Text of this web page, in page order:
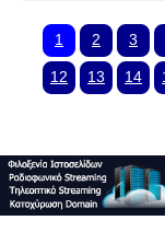
1 2 3
12 13 14